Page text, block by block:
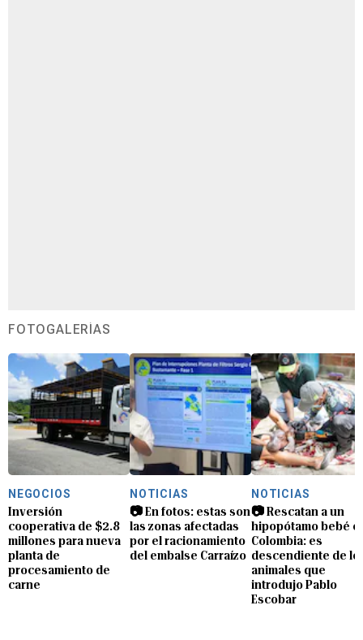
FOTOGALERÍAS
NEGOCIOS
Inversión
cooperativa de $2.8
millones para nueva
planta de
procesamiento de
carne
NOTICIAS
📷 En fotos: estas son
las zonas afectadas
por el racionamiento
del embalse Carraízo
NOTICIAS
📷 Rescatan a un
hipopótamo bebé
Colombia: es
descendiente de
animales que
introdujo Pablo
Escobar